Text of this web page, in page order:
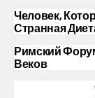
Человек,
Странная
Римский
Веков